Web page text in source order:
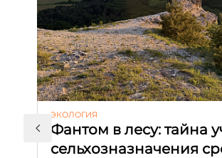
ЭКОЛОГИЯ
Фантом в лесу: тайна
сельхозназначения